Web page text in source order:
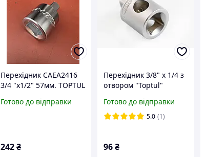
Перехідник CAEA2416
3/4 "x1/2" 57мм. TOPTUL
Готово до відправки
242₴
Перехідник 3/8" х 1/4 з
отвором "Toptul"
Готово до відправки
5.0 (1)
96₴